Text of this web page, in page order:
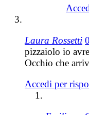
Laura Rossetti
pizzaiolo io
Occhio che
Accedi per